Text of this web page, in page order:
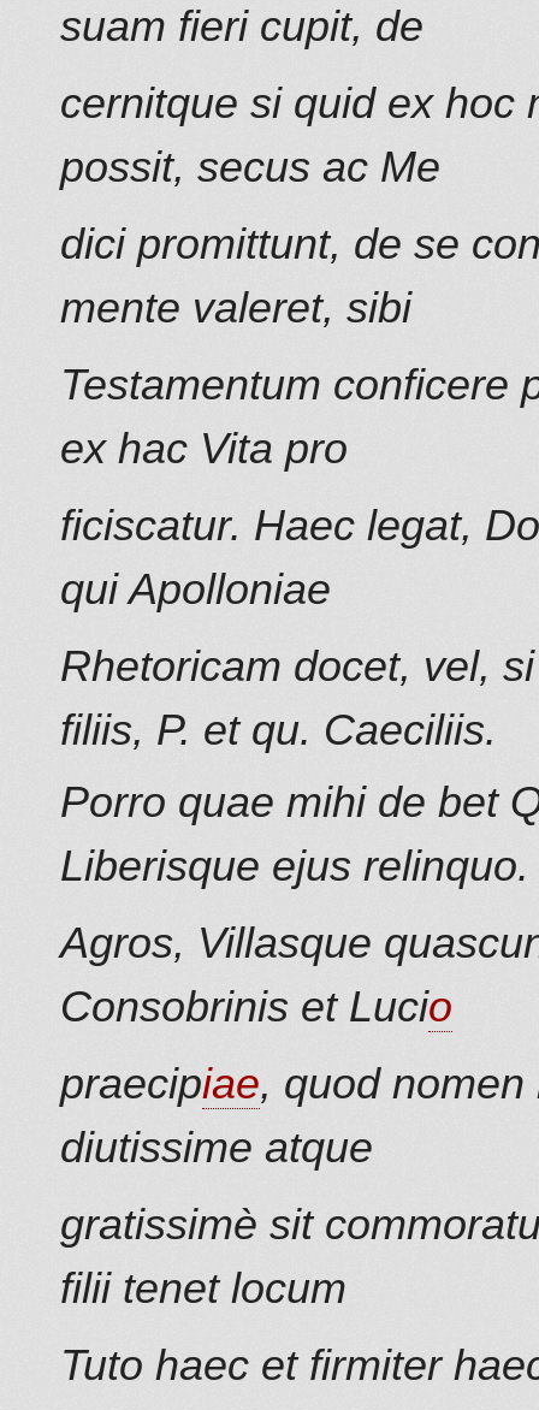
suam fieri cupit, de
cernitque si quid ex hoc
possit, secus ac Me
dici promittunt, de se
mente valeret, sibi
Testamentum conficere
ex hac Vita pro
ficiscatur. Haec legat,
qui Apolloniae
Rhetoricam docet, vel,
filiis, P. et qu. Caeciliis.
Porro quae mihi de bet
Liberisque ejus relinquo.
Agros, Villasque
Consobrinis et Lucio
praecipiae, quod
diutissime atque
gratissimè sit
filii tenet locum
Tuto haec et firmiter